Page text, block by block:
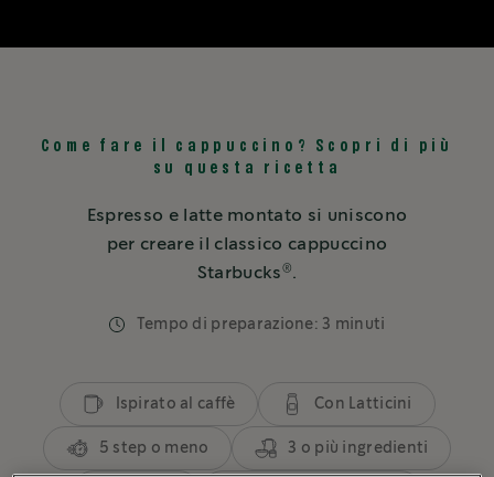
Come fare il cappuccino? Scopri di più
su questa ricetta
Espresso e latte montato si uniscono
per creare il classico cappuccino
Starbucks ® .
Tempo di preparazione: 3 minuti
Ispirato al caffè Con Latticini
5 step o meno 3 o più ingredienti